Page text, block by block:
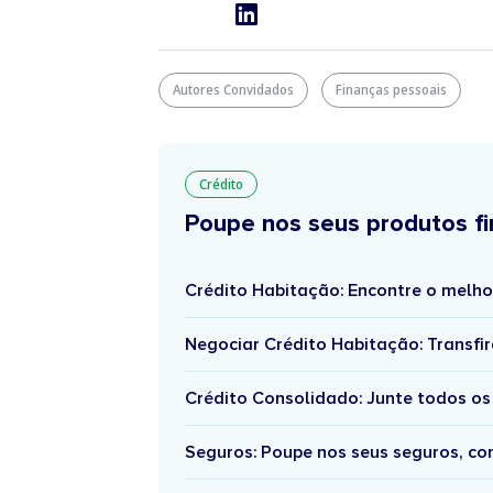
Autores Convidados Finanças pessoais
Crédito
Poupe nos seus produtos
Crédito Habitação: Encontre o
Negociar Crédito Habitação:
Crédito Consolidado: Junte todos
Seguros: Poupe nos seus seguros,